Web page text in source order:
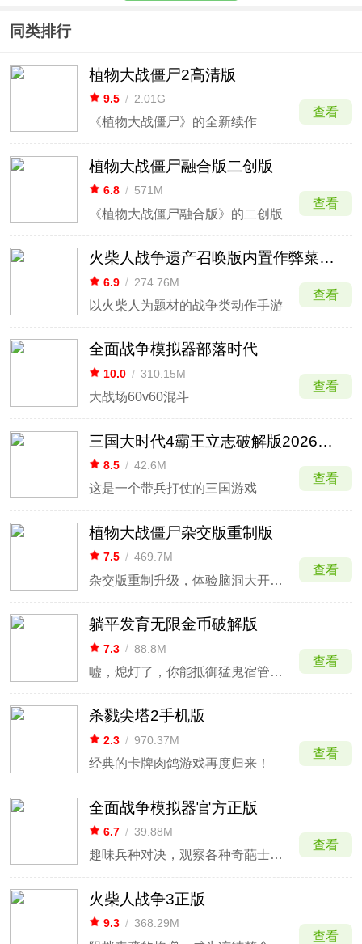
同类排行
植物大战僵尸2高清版
9.5 / 2.01G
《植物大战僵尸》的全新续作
查看
植物大战僵尸融合版二创版
6.8 / 571M
《植物大战僵尸融合版》的二创版
查看
火柴人战争遗产召唤版内置作弊菜单最新版
6.9 / 274.76M
以火柴人为题材的战争类动作手游
查看
全面战争模拟器部落时代
10.0 / 310.15M
大战场60v60混斗
查看
三国大时代4霸王立志破解版2026最新版
8.5 / 42.6M
这是一个带兵打仗的三国游戏
查看
植物大战僵尸杂交版重制版
7.5 / 469.7M
杂交版重制升级，体验脑洞大开的植物杂交对战
查看
躺平发育无限金币破解版
7.3 / 88.8M
嘘，熄灯了，你能抵御猛鬼宿管的gank吗？
查看
杀戮尖塔2手机版
2.3 / 970.37M
经典的卡牌肉鸽游戏再度归来！
查看
全面战争模拟器官方正版
6.7 / 39.88M
趣味兵种对决，观察各种奇葩士兵混战。
查看
火柴人战争3正版
9.3 / 368.29M
查看